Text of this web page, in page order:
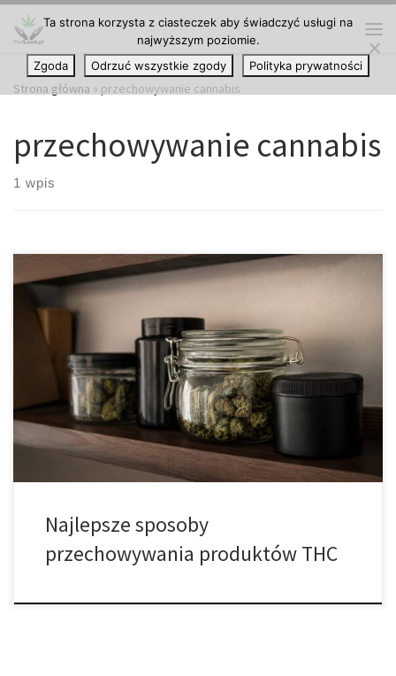
Przejdź do treści
Strona główna » przechowywanie cannabis
przechowywanie cannabis
1 wpis
Jak prawidłowo przechowywać produkty z THC, aby zachowały
swoją jakość i skuteczność? Produkty zawierające THC są obecnie
dostępne w wielu różnych formach – od suszu konopnego, przez
olejki i ekstrakty, aż po koncentraty oraz produkty spożywcze
wzbogacone kannabinoidami. Bez względu […]
Najlepsze sposoby
przechowywania produktów THC
Ta strona korzysta z ciasteczek aby świadczyć usługi na
najwyższym poziomie.
Zgoda
Odrzuć wszystkie zgody Polityka prywatności